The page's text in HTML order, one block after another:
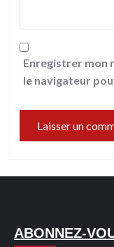
Enregistrer mon
le navigateur
ABONNEZ-